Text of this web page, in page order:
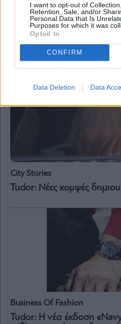
I want to opt-out of
Retention, Sale, and/or
Personal Data that Is
Purposes for which it was
Opted In
CONFIRM
Data Deletion Data
Νέο TUDOR PELAGOS
City Stories
Tudor: Νέες κομψές
Business Of Fashion
Tudor: Η νέα έκδοση